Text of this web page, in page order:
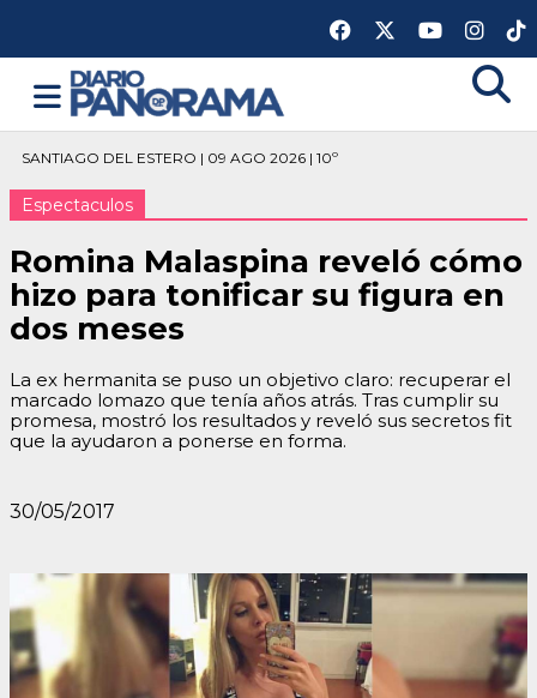
SANTIAGO DEL ESTERO | 09 AGO 2026 | 10º
Espectaculos
Romina Malaspina reveló cómo
hizo para tonificar su figura en
dos meses
La ex hermanita se puso un objetivo claro: recuperar el
marcado lomazo que tenía años atrás. Tras cumplir su
promesa, mostró los resultados y reveló sus secretos fit
que la ayudaron a ponerse en forma.
30/05/2017